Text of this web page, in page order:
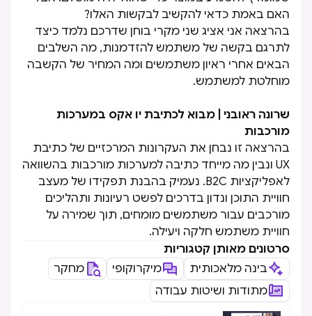
האם באמת כדאי להקשיב לבקשות האלו?
בהרצאה אני אציג שני מקרי בוחן שדרכם נלמד כיצד
לתרגם בקשה של משתמש להזדמנות, מה השלבים
הבאים אחרי ראיון משתמשים ומה המחיר של הקשבה
מוחלטת למשתמש.
שרונה ראובני | מבוא לכתיבת יו אקס במערכות
מורכבות
בהרצאה זו נבחן את העקרונות המרכזיים של כתיבת
UX ונבין מה מייחד כתיבה למערכות מורכבות בהשוואה
לאפליקציות B2C. נעמיק בהבנת תפקידו של מעצב
חוויית התוכן ונדון בדרכים לפשט רעיונות ותהליכים
מורכבים עבור משתמשים מומחים, תוך שמירה על
חוויית משתמש חלקה ויעילה.
סרטונים מאותן קטגוריות
בינה מלאכותית
מיקרוקופי
מחקר
מתודות ושיטות עבודה